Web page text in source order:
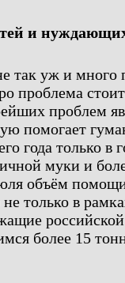
и
так уж и много
проблема
проблем
помогает
года только в
муки и
объём
только в
более 15